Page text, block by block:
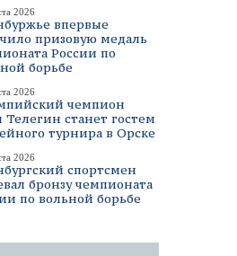
2026
впервые
призовую медаль
России по
борьбе
2026
чемпион
Телегин станет гостем
турнира в Орске
2026
спортсмен
бронзу чемпионата
по вольной борьбе